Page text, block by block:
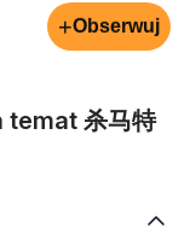
+Obserwuj
杀马特